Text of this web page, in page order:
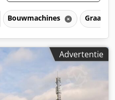
Bouwmachines
Advertentie